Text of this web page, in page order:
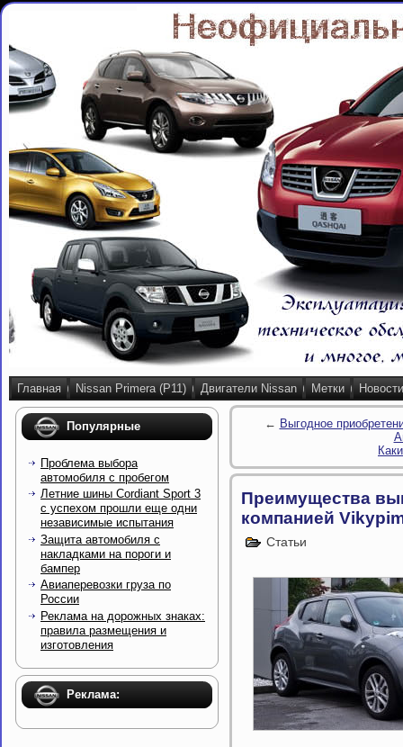
Главная Nissan Primera (P11) Двигатели Nissan Метки Новости
Популярные
Проблема выбора
автомобиля с пробегом
Летние шины Cordiant Sport 3
с успехом прошли еще одни
независимые испытания
Защита автомобиля с
накладками на пороги и
бампер
Авиаперевозки груза по
России
Реклама на дорожных знаках:
правила размещения и
изготовления
Реклама:
← Выгодное
Преимущества
компанией
Статьи